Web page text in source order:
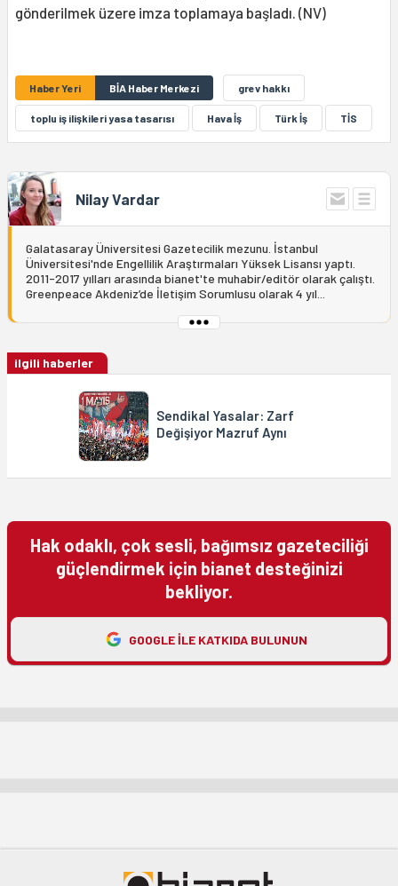
gönderilmek üzere imza toplamaya başladı. (NV)
Haber Yeri BİA Haber Merkezi grev hakkı
toplu iş ilişkileri yasa tasarısı Hava İş Türk İş TİS
Nilay Vardar
Galatasaray Üniversitesi Gazetecilik mezunu. İstanbul
Üniversitesi'nde Engellilik Araştırmaları Yüksek Lisansı yaptı.
2011-2017 yılları arasında bianet'te muhabir/editör olarak çalıştı.
Greenpeace Akdeniz’de İletişim Sorumlusu olarak 4 yıl...
ilgili haberler
Sendikal Yasalar: Zarf
Değişiyor Mazruf Aynı
Hak odaklı, çok sesli, bağımsız gazeteciliği
güçlendirmek için bianet desteğinizi
bekliyor.
GOOGLE ILE KATKIDA BULUNUN